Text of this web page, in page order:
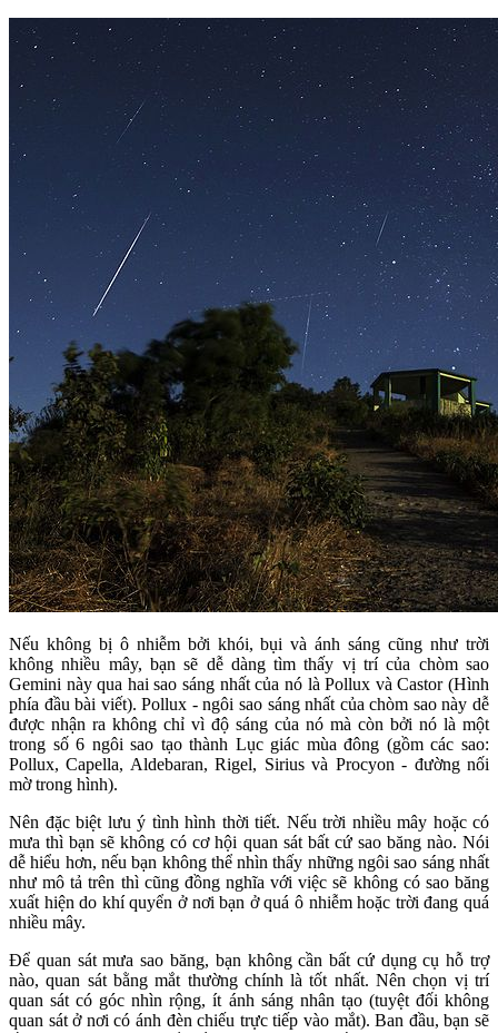
Nếu không bị ô nhiễm bởi khói, bụi và ánh sáng cũng như trời
không nhiều mây, bạn sẽ dễ dàng tìm thấy vị trí của chòm sao
Gemini này qua hai sao sáng nhất của nó là Pollux và Castor (Hình
phía đầu bài viết). Pollux - ngôi sao sáng nhất của chòm sao này dễ
được nhận ra không chỉ vì độ sáng của nó mà còn bởi nó là một
trong số 6 ngôi sao tạo thành Lục giác mùa đông (gồm các sao:
Pollux, Capella, Aldebaran, Rigel, Sirius và Procyon - đường nối
mờ trong hình).
Nên đặc biệt lưu ý tình hình thời tiết. Nếu trời nhiều mây hoặc có
mưa thì bạn sẽ không có cơ hội quan sát bất cứ sao băng nào. Nói
dễ hiểu hơn, nếu bạn không thể nhìn thấy những ngôi sao sáng nhất
như mô tả trên thì cũng đồng nghĩa với việc sẽ không có sao băng
xuất hiện do khí quyển ở nơi bạn ở quá ô nhiễm hoặc trời đang quá
nhiều mây.
Để quan sát mưa sao băng, bạn không cần bất cứ dụng cụ hỗ trợ
nào, quan sát bằng mắt thường chính là tốt nhất. Nên chọn vị trí
quan sát có góc nhìn rộng, ít ánh sáng nhân tạo (tuyệt đối không
quan sát ở nơi có ánh đèn chiếu trực tiếp vào mắt). Ban đầu, bạn sẽ